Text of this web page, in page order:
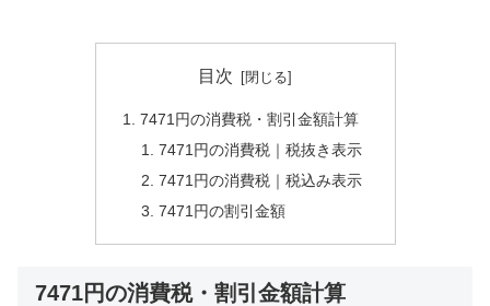
目次
7471円の消費税・割引金額計算
7471円の消費税｜税抜き表示
7471円の消費税｜税込み表示
7471円の割引金額
7471円の消費税・割引金額計算